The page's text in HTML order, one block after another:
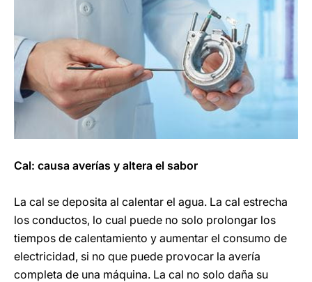
Cal: causa averías y altera el sabor
La cal se deposita al calentar el agua. La cal estrecha
los conductos, lo cual puede no solo prolongar los
tiempos de calentamiento y aumentar el consumo de
electricidad, si no que puede provocar la avería
completa de una máquina. La cal no solo daña su